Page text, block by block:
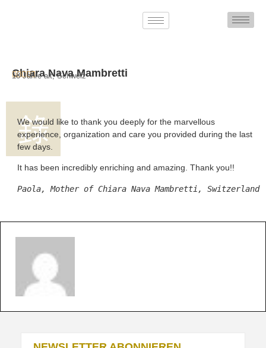
We would like to thank you deeply for the marvellous
experience, organization and care you provided during the last
few days.
It has been incredibly enriching and amazing. Thank you!!
Paola, Mother of Chiara Nava Mambretti, Switzerland
Chiara Nava Mambretti

18 Jahre alt, Schweiz